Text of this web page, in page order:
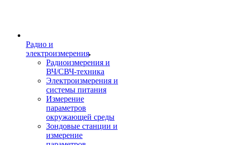
Радио и
электроизмерения
Радиоизмерения и
ВЧ/СВЧ-техника
Электроизмерения и
системы питания
Измерение
параметров
окружающей среды
Зондовые станции и
измерение